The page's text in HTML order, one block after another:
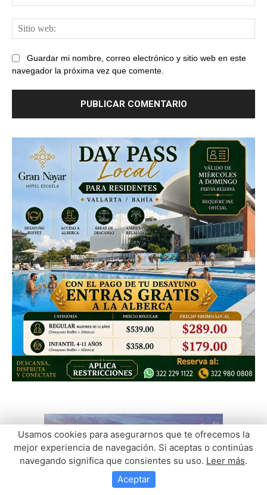
Usamos cookies para asegurarnos que te ofrecemos la
mejor experiencia de navegación. Si aceptas o continúas
navegando significa que consientes su uso. Leer más.
Aceptar